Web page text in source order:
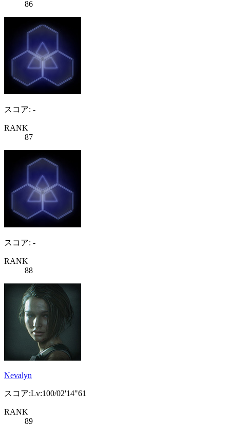
86
スコア: -
RANK
87
スコア: -
RANK
88
Nevalyn
スコア:Lv:100/02'14"61
RANK
89